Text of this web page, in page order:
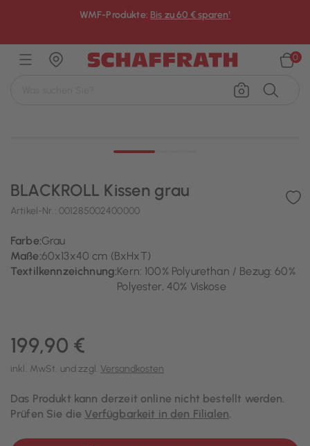
WMF-Produkte: Bis zu 60 € sparen¹
0
BLACKROLL Kissen grau
Artikel-Nr.: 001285002400000
Farbe:Grau
Maße:60x13x40 cm (BxHxT)
Textilkennzeichnung:Kern: 100% Polyurethan / Bezug: 60%
Polyester, 40% Viskose
199,90 €
inkl. MwSt. und zzgl. Versandkosten
Das Produkt kann derzeit online nicht bestellt werden.
Prüfen Sie die Verfügbarkeit in den Filialen.